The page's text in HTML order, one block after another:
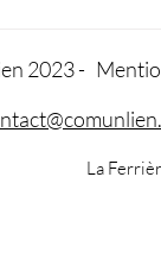
2023 -
La